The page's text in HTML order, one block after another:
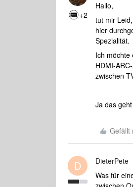
+2
Hallo,
tut mir
hier
Spezialität.
Ich möchte
HDMI-
zwischen
Ja das
Gefällt
D DieterPete
Was für